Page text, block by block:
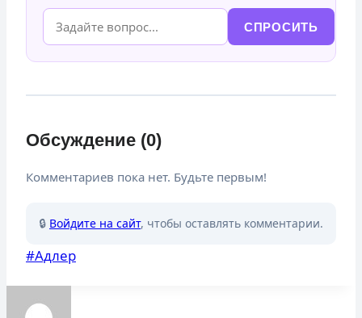
СПРОСИТЬ
Обсуждение (0)
Комментариев пока нет. Будьте первым!
🔒 Войдите на сайт, чтобы оставлять комментарии.
Метки
#Адлер